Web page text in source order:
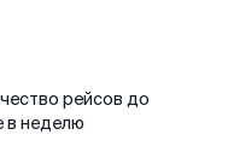
рейсов до
в неделю